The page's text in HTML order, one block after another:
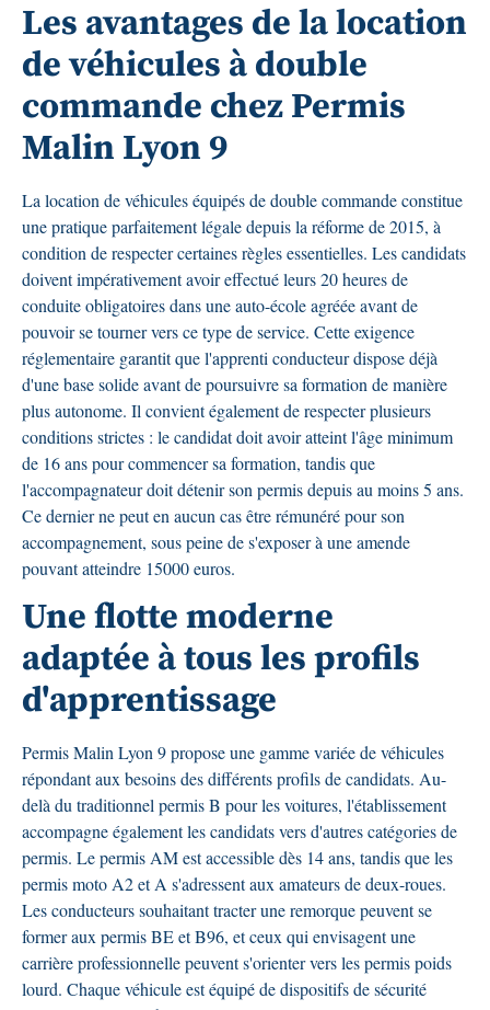
Les avantages de la location
de véhicules à double
commande chez Permis
Malin Lyon 9
La location de véhicules équipés de double commande constitue
une pratique parfaitement légale depuis la réforme de 2015, à
condition de respecter certaines règles essentielles. Les candidats
doivent impérativement avoir effectué leurs 20 heures de
conduite obligatoires dans une auto-école agréée avant de
pouvoir se tourner vers ce type de service. Cette exigence
réglementaire garantit que l'apprenti conducteur dispose déjà
d'une base solide avant de poursuivre sa formation de manière
plus autonome. Il convient également de respecter plusieurs
conditions strictes : le candidat doit avoir atteint l'âge minimum
de 16 ans pour commencer sa formation, tandis que
l'accompagnateur doit détenir son permis depuis au moins 5 ans.
Ce dernier ne peut en aucun cas être rémunéré pour son
accompagnement, sous peine de s'exposer à une amende
pouvant atteindre 15000 euros.
Une flotte moderne
adaptée à tous les profils
d'apprentissage
Permis Malin Lyon 9 propose une gamme variée de véhicules
répondant aux besoins des différents profils de candidats. Au-
delà du traditionnel permis B pour les voitures, l'établissement
accompagne également les candidats vers d'autres catégories de
permis. Le permis AM est accessible dès 14 ans, tandis que les
permis moto A2 et A s'adressent aux amateurs de deux-roues.
Les conducteurs souhaitant tracter une remorque peuvent se
former aux permis BE et B96, et ceux qui envisagent une
carrière professionnelle peuvent s'orienter vers les permis poids
lourd. Chaque véhicule est équipé de dispositifs de sécurité